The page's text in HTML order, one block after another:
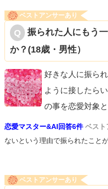
ベストアンサーあり
振られた人にもう
か？(18歳・男性）
好きな人に振ら
ように接したら
の事を恋愛対象と
恋愛マスター&AI回答6件 ベスト
ないという理由で振られたこと
ベストアンサーあり